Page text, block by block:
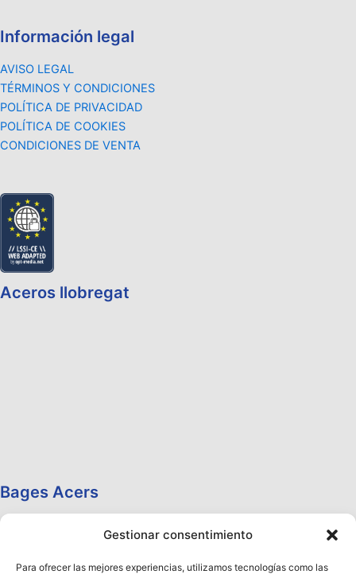
Gestionar consentimiento
Para ofrecer las mejores experiencias, utilizamos tecnologías como las
Información legal
AVISO LEGAL
TÉRMINOS Y CONDICIONES
POLÍTICA DE PRIVACIDAD
POLÍTICA DE COOKIES
CONDICIONES DE VENTA
Aceros llobregat
Bages Acers